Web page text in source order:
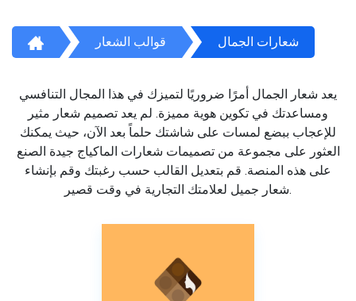
قوالب الشعار شعارات الجمال
يعد شعار الجمال أمرًا ضروريًا لتميزك في هذا المجال التنافسي
ومساعدتك في تكوين هوية مميزة. لم يعد تصميم شعار مثير
للإعجاب ببضع لمسات على شاشتك حلماً بعد الآن، حيث يمكنك
العثور على مجموعة من تصميمات شعارات الماكياج جيدة الصنع
على هذه المنصة. قم بتعديل القالب حسب رغبتك وقم بإنشاء
شعار جميل لعلامتك التجارية في وقت قصير.